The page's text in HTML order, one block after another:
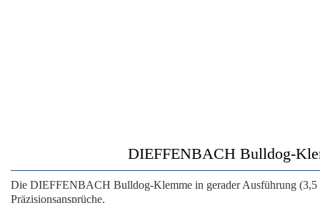
DIEFFENBACH Bulldog-
Die DIEFFENBACH Bulldog-Klemme in gerader Ausführung
Präzisionsansprüche.